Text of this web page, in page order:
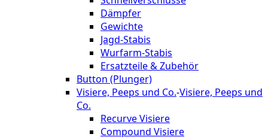
Dämpfer
Gewichte
Jagd-Stabis
Wurfarm-Stabis
Ersatzteile & Zubehör
Button (Plunger)
Visiere, Peeps und Co.-Visiere, Peeps und
Co.
Recurve Visiere
Compound Visiere